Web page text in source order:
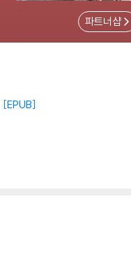
파트너샵
EPUB